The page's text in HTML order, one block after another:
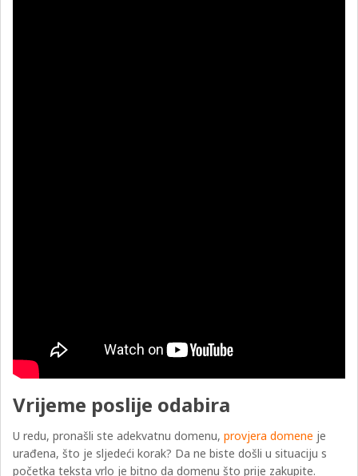
Vrijeme poslije odabira
U redu, pronašli ste adekvatnu domenu,provjera domene je
urađena, što je sljedeći korak? Da ne biste došli u situaciju s
početka teksta vrlo je bitno da domenu što prije zakupite.